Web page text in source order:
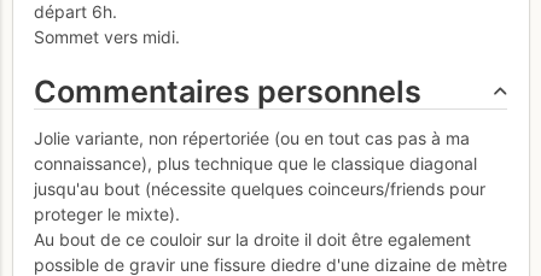
départ 6h.
Sommet vers midi.
Commentaires personnels
Jolie variante, non répertoriée (ou en tout cas pas à ma
connaissance), plus technique que le classique diagonal
jusqu'au bout (nécessite quelques coinceurs/friends pour
proteger le mixte).
Au bout de ce couloir sur la droite il doit être egalement
possible de gravir une fissure diedre d'une dizaine de mètre